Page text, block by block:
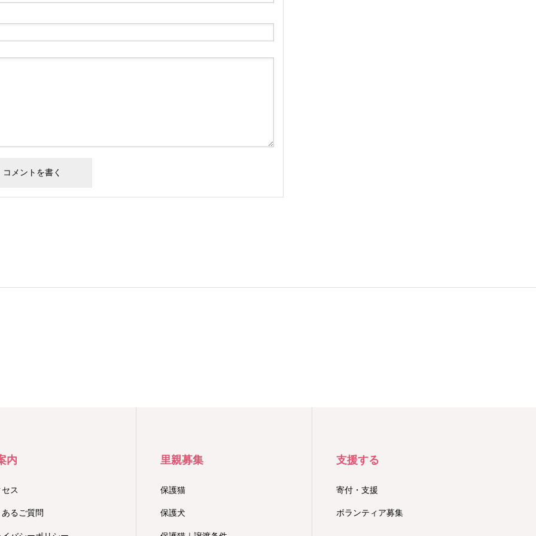
内
ス
るご質問
里親募集
保護猫
保護犬
支援する
寄付・支援
ボランティア募集